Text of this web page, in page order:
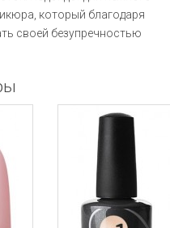
который благодаря
своей безупречностью